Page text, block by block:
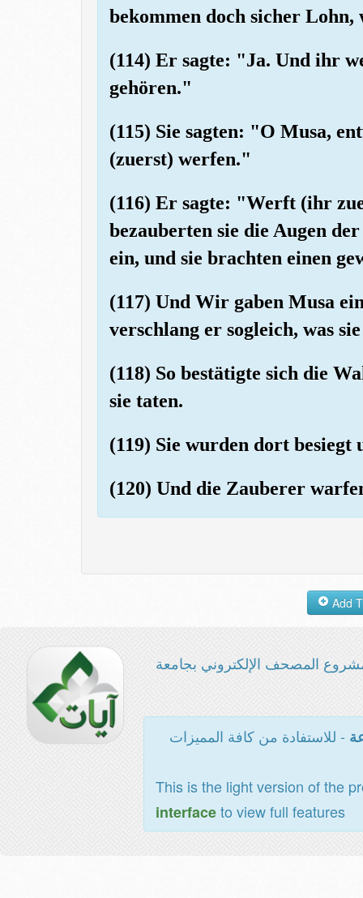
bekommen doch sicher Lohn,
(114) Er sagte: "Ja. Und ihr
gehören."
(115) Sie sagten: "O Musa,
(zuerst) werfen."
(116) Er sagte: "Werft (ihr
bezauberten sie die Augen
ein, und sie brachten einen
(117) Und Wir gaben Musa
verschlang er sogleich, was
(118) So bestätigte sich die
sie taten.
(119) Sie wurden dort
(120) Und die Zauberer
المصحف الإلكتروني بجامعة
- للاستفادة من كافة المميزات
This is the light version of the
interfaceto view full features